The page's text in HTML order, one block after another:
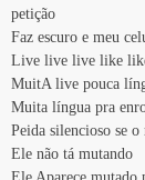
petição
Faz escuro e meu
Live live live like
MuitA live pouca
Muita língua pra
Peida silencioso se
Ele não tá mutando